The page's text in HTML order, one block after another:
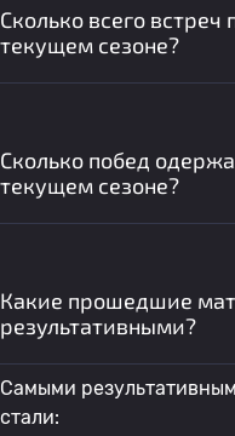
Сколько всего
текущем сезоне?
Сколько побед
текущем сезоне?
Какие прошедшие
результативными?
Самыми
стали: